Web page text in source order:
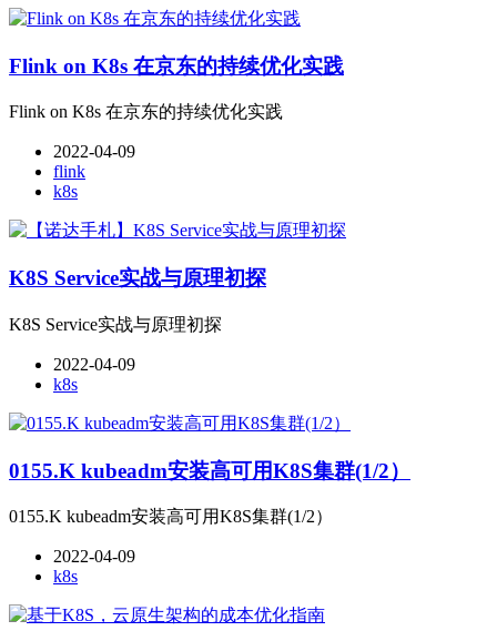
Flink on K8s 在京东的持续优化实践
Flink on K8s 在京东的持续优化实践
2022-04-09
flink
k8s
K8S Service实战与原理初探
K8S Service实战与原理初探
2022-04-09
k8s
0155.K kubeadm安装高可用K8S集群(1/2）
0155.K kubeadm安装高可用K8S集群(1/2）
2022-04-09
k8s